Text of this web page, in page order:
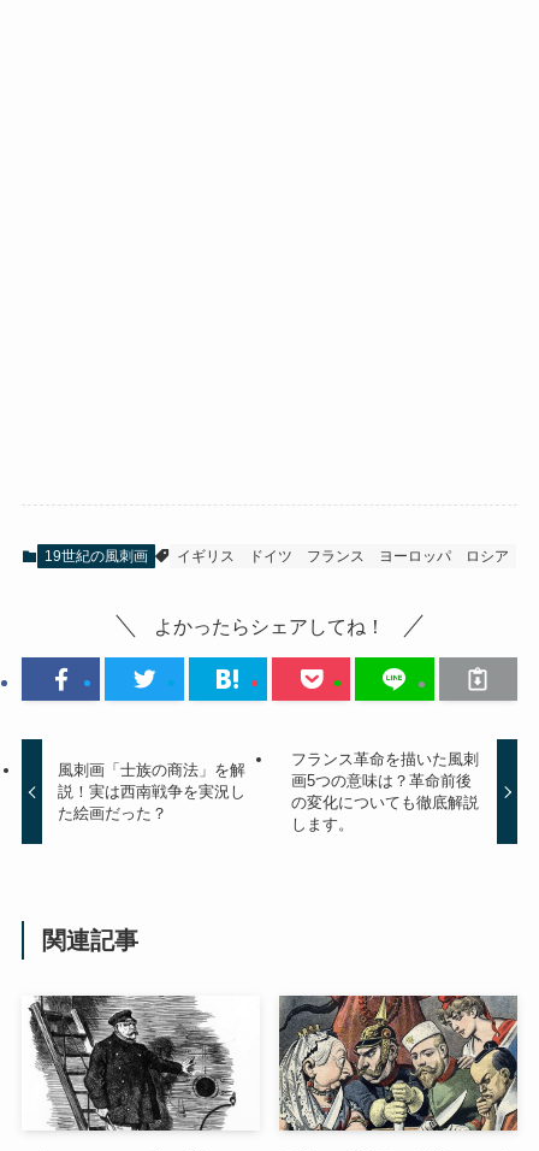
19世紀の風刺画 イギリス ドイツ フランス ヨーロッパ ロシア
よかったらシェアしてね！
風刺画「士族の商法」を解
説！実は西南戦争を実況し
た絵画だった？
フランス革命を描いた風刺
画5つの意味は？革命前後
の変化についても徹底解説
します。
関連記事